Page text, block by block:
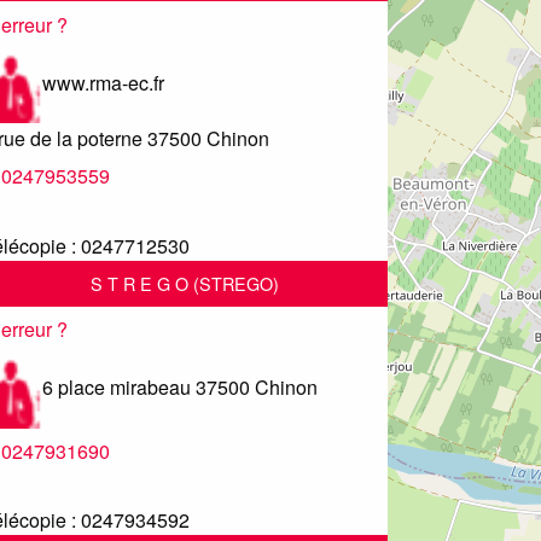
erreur ?
www.rma-ec.fr
de la poterne37500 Chinon
0247953559
: 0247712530
S T R E G O (STREGO)
erreur ?
6 place mirabeau 37500 Chinon
0247931690
: 0247934592